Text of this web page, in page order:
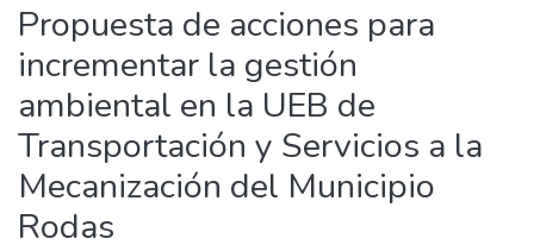
Statistics
Propuesta de acciones para
incrementar la gestión
ambiental en la UEB de
Transportación y Servicios a la
Mecanización del Municipio
Rodas